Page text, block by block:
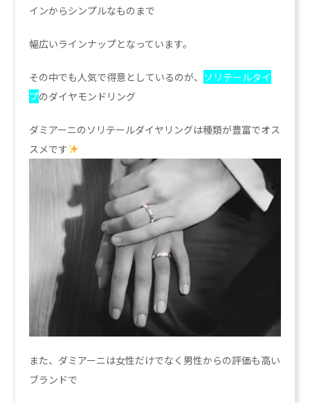
インからシンプルなものまで
幅広いラインナップとなっています。
その中でも人気で得意としているのが、 ソリテールタイ
プのダイヤモンドリング
ダミアーニのソリテールダイヤリングは種類が豊富でオス
スメです
また、ダミアーニは女性だけでなく男性からの評価も高い
ブランドで